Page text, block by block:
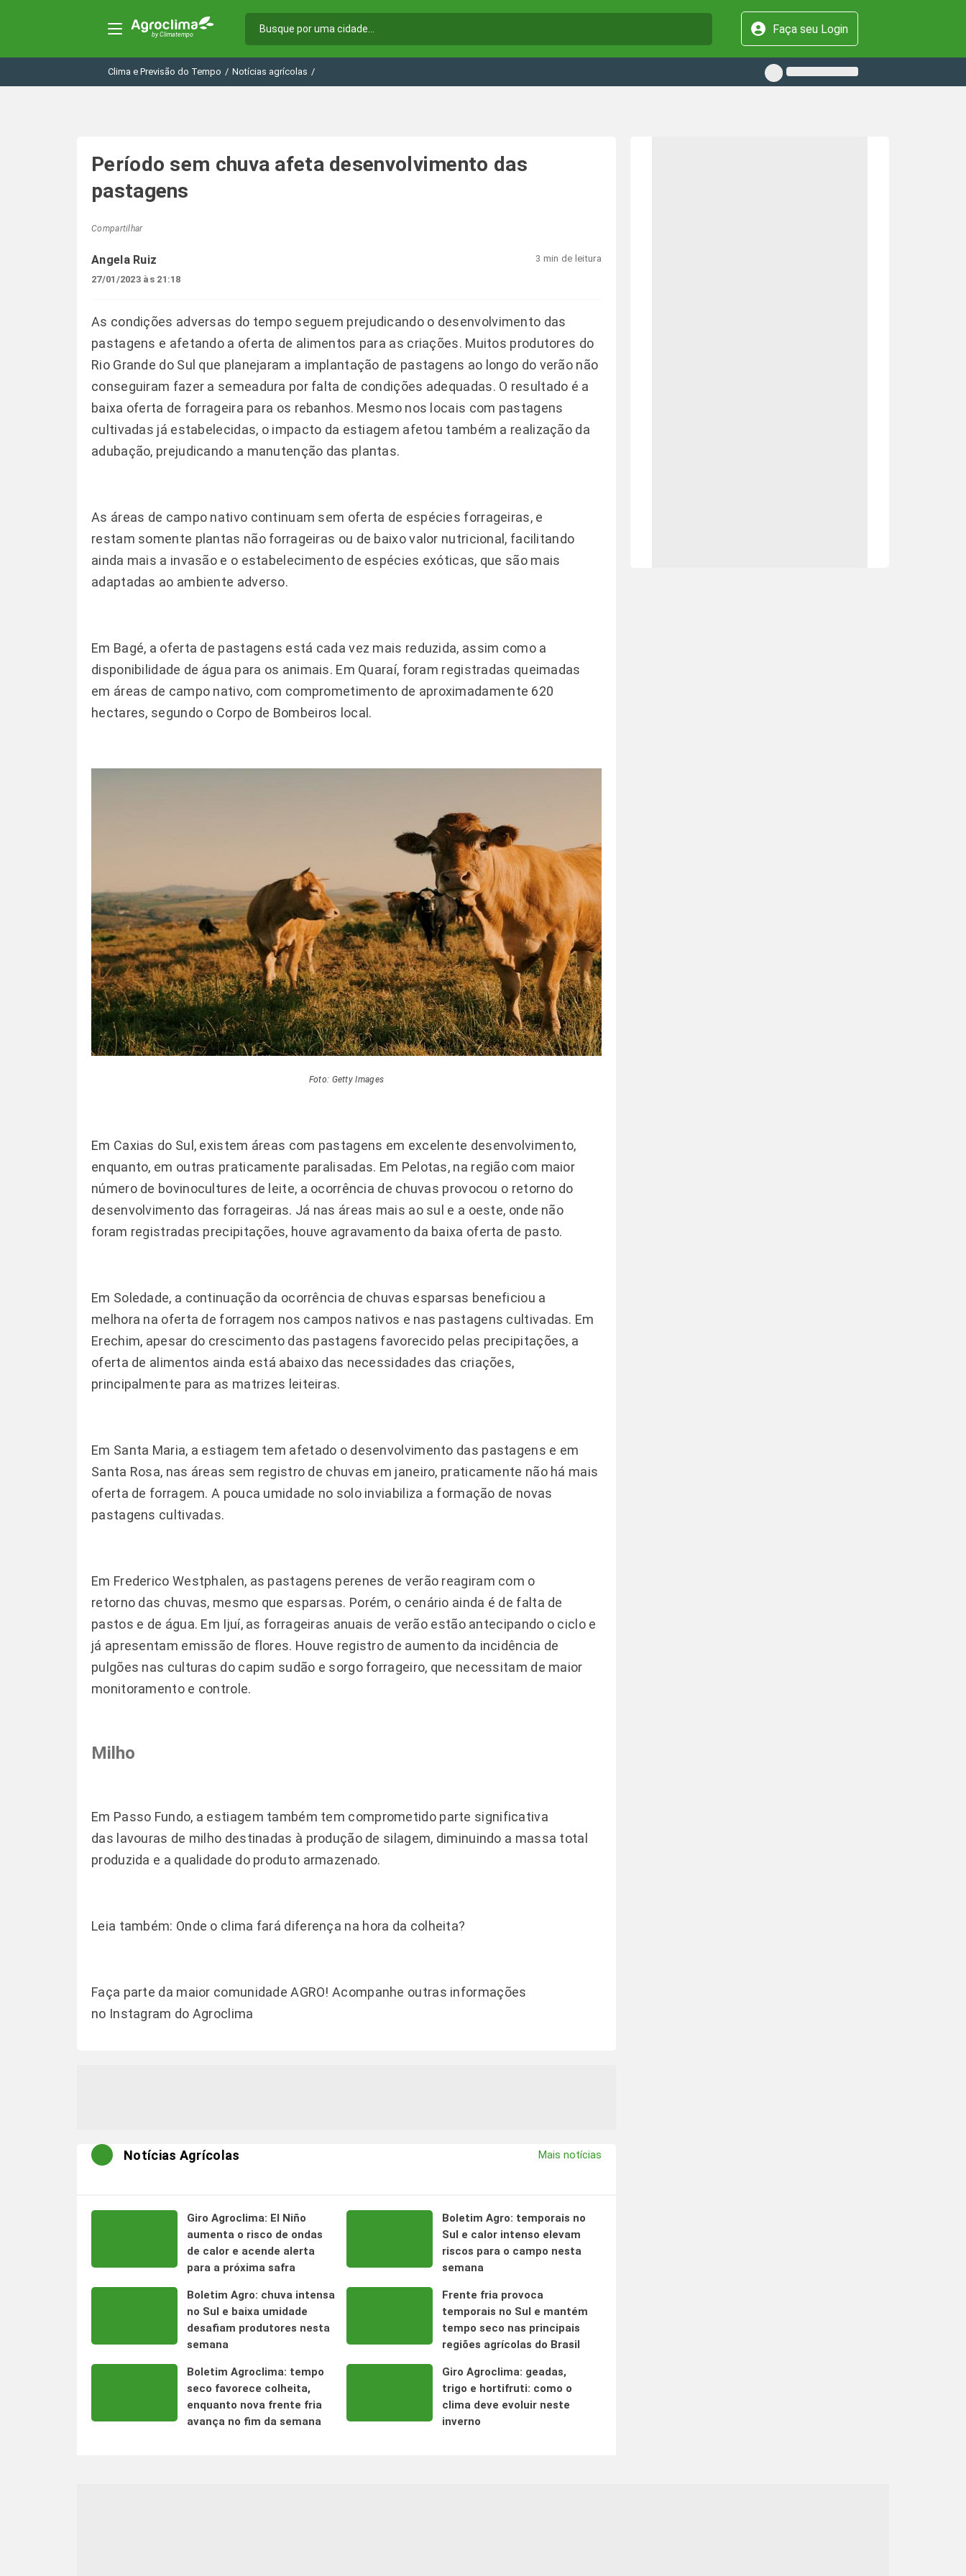
Faça seu Login
Clima e Previsão do Tempo / Notícias agrícolas /
Período sem chuva afeta desenvolvimento das
pastagens
Compartilhar
Angela Ruiz
27/01/2023 às 21:18
3 min de leitura
As condições adversas do tempo seguem prejudicando o desenvolvimento das
pastagens e afetando a oferta de alimentos para as criações. Muitos produtores do
Rio Grande do Sul que planejaram a implantação de pastagens ao longo do verão não
conseguiram fazer a semeadura por falta de condições adequadas. O resultado é a
baixa oferta de forrageira para os rebanhos. Mesmo nos locais com pastagens
cultivadas já estabelecidas, o impacto da estiagem afetou também a realização da
adubação, prejudicando a manutenção das plantas.
As áreas de campo nativo continuam sem oferta de espécies forrageiras, e
restam somente plantas não forrageiras ou de baixo valor nutricional, facilitando
ainda mais a invasão e o estabelecimento de espécies exóticas, que são mais
adaptadas ao ambiente adverso.
Em Bagé, a oferta de pastagens está cada vez mais reduzida, assim como a
disponibilidade de água para os animais. Em Quaraí, foram registradas queimadas
em áreas de campo nativo, com comprometimento de aproximadamente 620
hectares, segundo o Corpo de Bombeiros local.
Foto: Getty Images
Em Caxias do Sul, existem áreas com pastagens em excelente desenvolvimento,
enquanto, em outras praticamente paralisadas. Em Pelotas, na região com maior
número de bovinocultures de leite, a ocorrência de chuvas provocou o retorno do
desenvolvimento das forrageiras. Já nas áreas mais ao sul e a oeste, onde não
foram registradas precipitações, houve agravamento da baixa oferta de pasto.
Em Soledade, a continuação da ocorrência de chuvas esparsas beneficiou a
melhora na oferta de forragem nos campos nativos e nas pastagens cultivadas. Em
Erechim, apesar do crescimento das pastagens favorecido pelas precipitações, a
oferta de alimentos ainda está abaixo das necessidades das criações,
principalmente para as matrizes leiteiras.
Em Santa Maria, a estiagem tem afetado o desenvolvimento das pastagens e em
Santa Rosa, nas áreas sem registro de chuvas em janeiro, praticamente não há mais
oferta de forragem. A pouca umidade no solo inviabiliza a formação de novas
pastagens cultivadas.
Em Frederico Westphalen, as pastagens perenes de verão reagiram com o
retorno das chuvas, mesmo que esparsas. Porém, o cenário ainda é de falta de
pastos e de água. Em Ijuí, as forrageiras anuais de verão estão antecipando o ciclo e
já apresentam emissão de flores. Houve registro de aumento da incidência de
pulgões nas culturas do capim sudão e sorgo forrageiro, que necessitam de maior
monitoramento e controle.
Milho
Em Passo Fundo, a estiagem também tem comprometido parte significativa
das lavouras de milho destinadas à produção de silagem, diminuindo a massa total
produzida e a qualidade do produto armazenado.
Leia também: Onde o clima fará diferença na hora da colheita?
Faça parte da maior comunidade AGRO! Acompanhe outras informações
no Instagram do Agroclima
Notícias Agrícolas Mais notícias
Giro Agroclima: El Niño
aumenta o risco de ondas
de calor e acende alerta
para a próxima safra
Boletim Agro: temporais no
Sul e calor intenso elevam
riscos para o campo nesta
semana
Boletim Agro: chuva intensa
no Sul e baixa umidade
desafiam produtores nesta
semana
Frente fria provoca
temporais no Sul e mantém
tempo seco nas principais
regiões agrícolas do Brasil
Boletim Agroclima: tempo
seco favorece colheita,
enquanto nova frente fria
avança no fim da semana
Giro Agroclima: geadas,
trigo e hortifruti: como o
clima deve evoluir neste
inverno